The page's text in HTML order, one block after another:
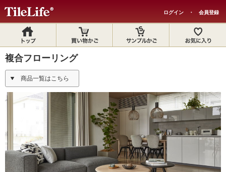
ログイン ・ 会員登録
複合フローリング
商品一覧はこちら